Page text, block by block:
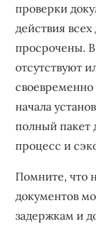
проверки
действия
просрочены.
отсутствуют
своевременно
начала
полный пакет
процесс и
Помните, что
документов
задержкам и